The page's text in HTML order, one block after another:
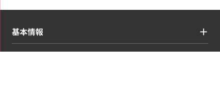
基本情報